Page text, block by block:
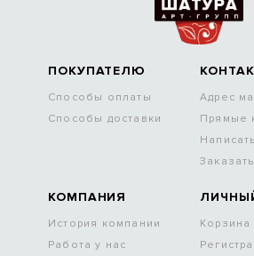
ПОКУПАТЕЛЮ
Способы оплаты
Способы доставки
Адрес
Прямые
КОМПАНИЯ
История компании
Работа у нас
Корзина